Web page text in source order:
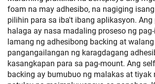
foam na may adhesibo, na nagiging
pilihin para sa iba't ibang aplikasyon.
halaga ay nasa madaling proseso ng
lamang ng adhesibong backing at walang
pangangailangan ng karagdagang
kasangkapan para sa pag-mount. Ang
backing ay bumubuo ng malakas at tiyak